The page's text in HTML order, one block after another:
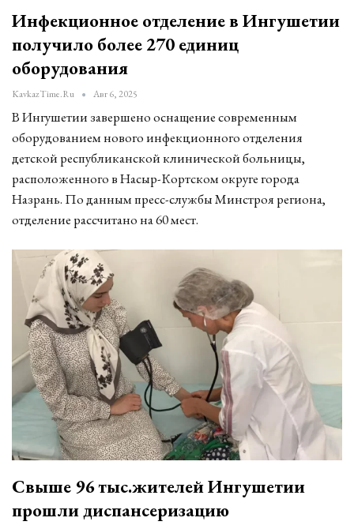
Инфекционное отделение в Ингушетии
получило более 270 единиц
оборудования
KavkazTime.ru Авг 6, 2025
В Ингушетии завершено оснащение современным
оборудованием нового инфекционного отделения
детской республиканской клинической больницы,
расположенного в Насыр-Кортском округе города
Назрань. По данным пресс-службы Минстроя региона,
отделение рассчитано на 60 мест.
Свыше 96 тыс.жителей Ингушетии
прошли диспансеризацию